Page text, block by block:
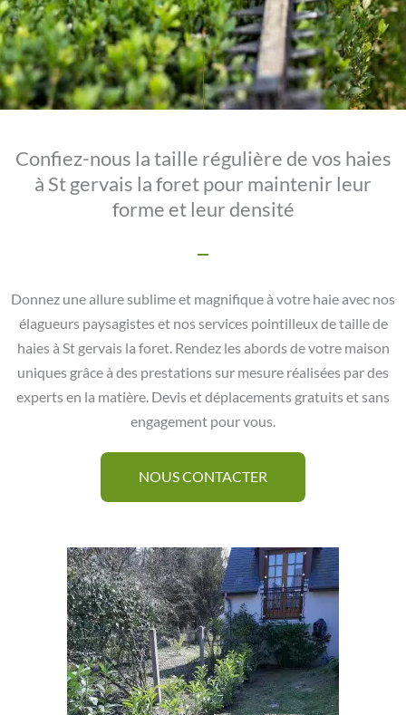
Confiez-nous la taille régulière de vos haies
à St gervais la foret pour maintenir leur
forme et leur densité
Donnez une allure sublime et magnifique à votre haie avec nos
élagueurs paysagistes et nos services pointilleux de taille de
haies à St gervais la foret. Rendez les abords de votre maison
uniques grâce à des prestations sur mesure réalisées par des
experts en la matière. Devis et déplacements gratuits et sans
engagement pour vous.
NOUS CONTACTER